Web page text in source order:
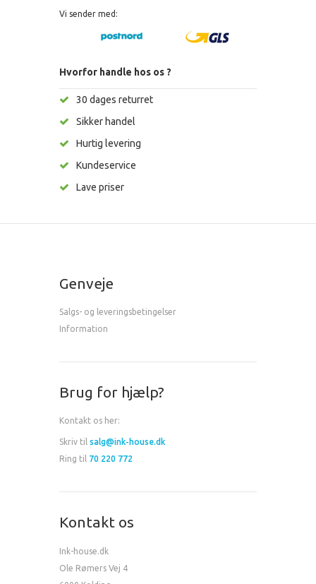
Vi sender med:
Hvorfor handle hos os ?
30 dages returret
Sikker handel
Hurtig levering
Kundeservice
Lave priser
Genveje
Salgs- og leveringsbetingelser
Information
Brug for hjælp?
Kontakt os her:
Skriv til salg@ink-house.dk
Ring til 70 220 772
Kontakt os
Ink-house.dk
Ole Rømers Vej 4